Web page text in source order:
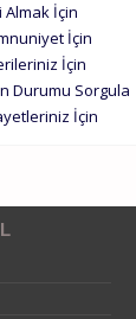
Almak İçin
İçin
İçin
Durumu Sorgula
İçin